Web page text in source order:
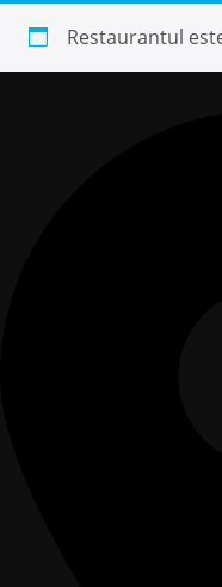
Restaurantul